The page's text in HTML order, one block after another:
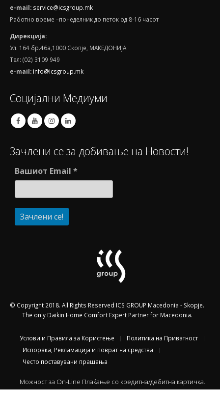
e-mail: service@icsgroup.mk
Работно време –понеделник до петок од 8-16 часот
Дирекција:
Ул. 164 бр.46а,1000 Скопје, МАКЕДОНИЈА
Тел: (02) 3109 949
e-mail: info@icsgroup.mk
Социјални Медиуми
Зачлени се за добивање на Новости!
Вашиот Email *
© Copyright 2018. All Rights Reserved ICS GROUP Macedonia - Skopje.
The only Daikin Home Comfort Expert Partner for Macedonia.
Услови и Правила за Користење
Политика на Приватност
Испорака, Рекламација и поврат на средства
Често поставувани прашања
Можност за On-Line Плаќање со кредитна/дебитна картичка.